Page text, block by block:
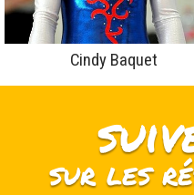
Cindy Baquet
sur les